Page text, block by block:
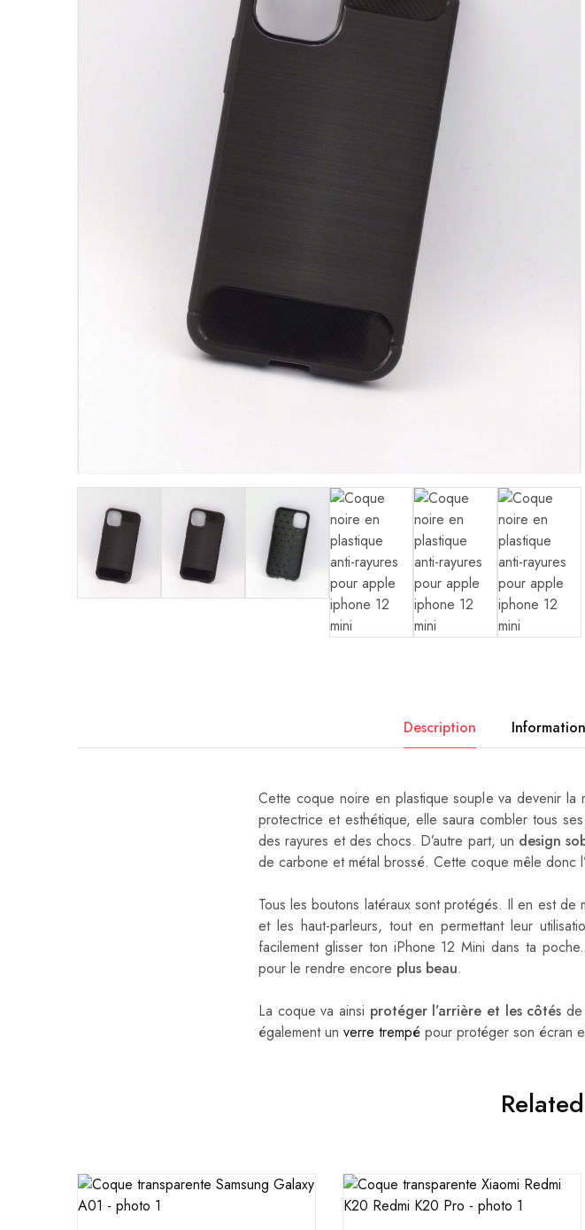
Description
Cette coque noire en plastique souple va devenir la
protectrice et esthétique, elle saura combler tous
des rayures et des chocs. D’autre part, un design
de carbone et métal brossé. Cette coque mêle donc
Tous les boutons latéraux sont protégés. Il en est
et les haut-parleurs, tout en permettant leur
facilement glisser ton iPhone 12 Mini dans ta
pour le rendre encore plus beau.
La coque va ainsi protéger l’arrière et les côtés
également un verre trempé pour protéger son écran